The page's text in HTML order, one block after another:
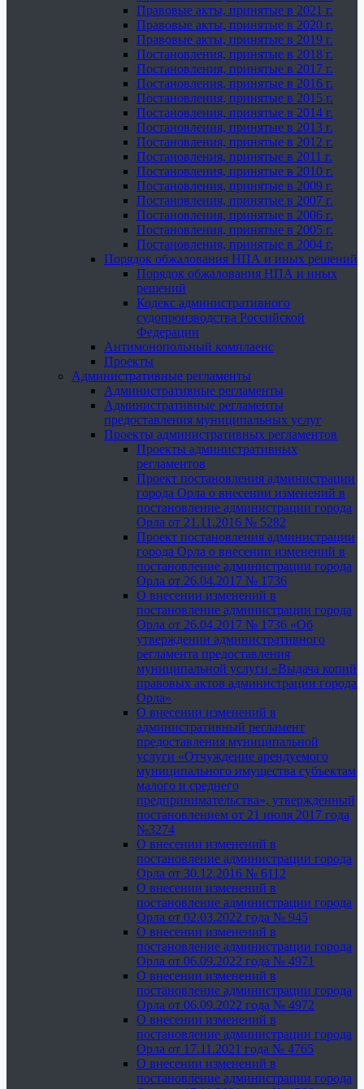
Правовые акты, принятые в 2021 г.
Правовые акты, принятые в 2020 г.
Правовые акты, принятые в 2019 г.
Постановления, принятые в 2018 г.
Постановления, принятые в 2017 г.
Постановления, принятые в 2016 г.
Постановления, принятые в 2015 г.
Постановления, принятые в 2014 г.
Постановления, принятые в 2013 г.
Постановления, принятые в 2012 г.
Постановления, принятые в 2011 г.
Постановления, принятые в 2010 г.
Постановления, принятые в 2009 г.
Постановления, принятые в 2007 г.
Постановления, принятые в 2006 г.
Постановления, принятые в 2005 г.
Постановления, принятые в 2004 г.
Порядок обжалования НПА и иных решений
Порядок обжалования НПА и иных
решений
Кодекс административного
судопроизводства Российской
Федерации
Антимонопольный комплаенс
Проекты
Административные регламенты
Административные регламенты
Административные регламенты
предоставления муниципальных услуг
Проекты административных регламентов
Проекты административных
регламентов
Проект постановления администрации
города Орла о внесении изменений в
постановление администрации города
Орла от 21.11.2016 № 5282
Проект постановления администрации
города Орла о внесении изменений в
постановление администрации города
Орла от 26.04.2017 № 1736
О внесении изменений в
постановление администрации города
Орла от 26.04.2017 № 1736 «Об
утверждении административного
регламента предоставления
муниципальной услуги «Выдача копий
правовых актов администрации города
Орла»
О внесении изменений в
административный регламент
предоставления муниципальной
услуги «Отчуждение арендуемого
муниципального имущества субъектам
малого и среднего
предпринимательства», утвержденный
постановлением от 21 июля 2017 года
№3274
О внесении изменений в
постановление администрации города
Орла от 30.12.2016 № 6112
О внесении изменений в
постановление администрации города
Орла от 02.03.2022 года № 945
О внесении изменений в
постановление администрации города
Орла от 06.09.2022 года № 4971
О внесении изменений в
постановление администрации города
Орла от 06.09.2022 года № 4972
О внесении изменений в
постановление администрации города
Орла от 17.11.2021 года № 4765
О внесении изменений в
постановление администрации города